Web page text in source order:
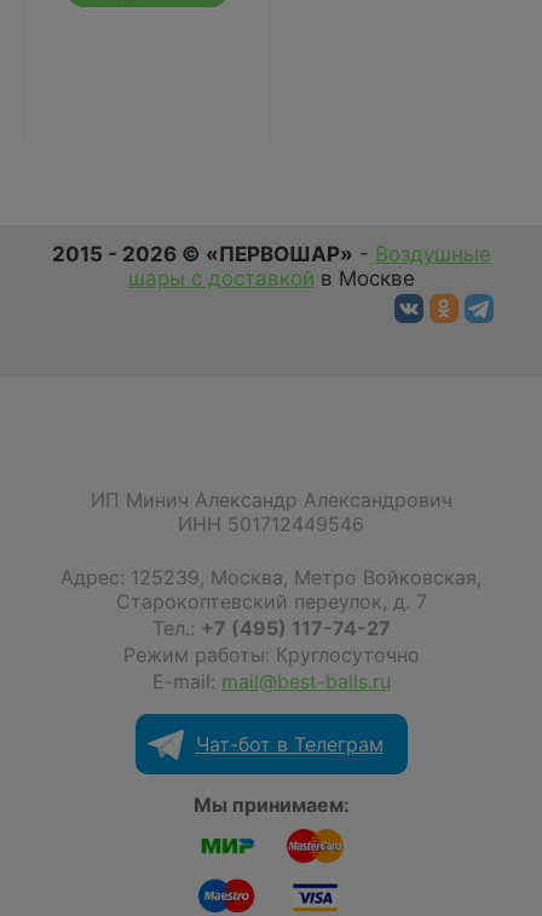
2015 - 2026 © «ПЕРВОШАР» - Воздушные
шары с доставкой в Москве
ИП Минич Александр Александрович
ИНН 501712449546
Адрес: 125239, Москва, Метро Войковская,
Старокоптевский переулок, д. 7
Тел.: +7 (495) 117-74-27
Режим работы: Круглосуточно
E-mail: mail@best-balls.ru
Чат-бот в Телеграм
Мы принимаем: